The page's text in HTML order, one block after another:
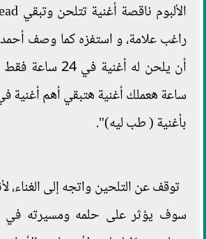
راغب علامة، و استفزه كما وصف
ساعة هعملك أغنية هتبقي أهم أغنية في
بأغنية ( طب ليه)".
توقف عن التلحين واتجه إلى الغناء،
سوف يؤثر على حلمه ومسيرته في